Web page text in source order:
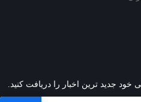
خود جدید ترین اخبار را دریافت کنید.